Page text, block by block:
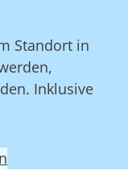
Standort in
Inklusive